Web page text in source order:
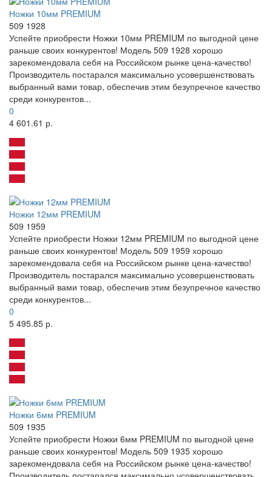
Ножки 10мм PREMIUM
509 1928
Успейте приобрести Ножки 10мм PREMIUM по выгодной цене
раньше своих конкурентов! Модель 509 1928 хорошо
зарекомендовала себя на Российском рынке цена-качество!
Производитель постарался максимально усовершенствовать
выбранный вами товар, обеспечив этим безупречное качество
среди конкурентов...
0
4 601.61 р.
Ножки 12мм PREMIUM
509 1959
Успейте приобрести Ножки 12мм PREMIUM по выгодной цене
раньше своих конкурентов! Модель 509 1959 хорошо
зарекомендовала себя на Российском рынке цена-качество!
Производитель постарался максимально усовершенствовать
выбранный вами товар, обеспечив этим безупречное качество
среди конкурентов...
0
5 495.85 р.
Ножки 6мм PREMIUM
509 1935
Успейте приобрести Ножки 6мм PREMIUM по выгодной цене
раньше своих конкурентов! Модель 509 1935 хорошо
зарекомендовала себя на Российском рынке цена-качество!